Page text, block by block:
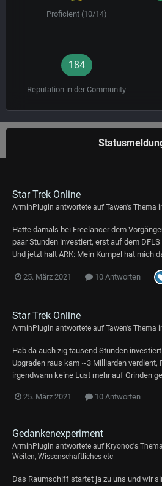
Proficient (10/14)
184
Reputation in der Community
Star Trek Online
ArminPlugin antwortete aufTawen's Thema
Hatte damals bei Freelancer dem
paar Stunden investiert, erst auf dem DFLS
Und jetzt halt ARK: Mein Kumpel hat mich
25. März 2021 10 Antworten
Star Trek Online
ArminPlugin antwortete aufTawen's Thema
Hab da auch zig tausend Stunden
Upgraden raus kam ~3 Milliarden verdient,
irgendwann keine Lust mehr auf Grinden
25. März 2021 10 Antworten
Gedankenexperiment
ArminPlugin antwortete auf Kryonoc's
Weiten, Wissenschaftliches etc
Das Raumschiff startet ja zu uns und wir